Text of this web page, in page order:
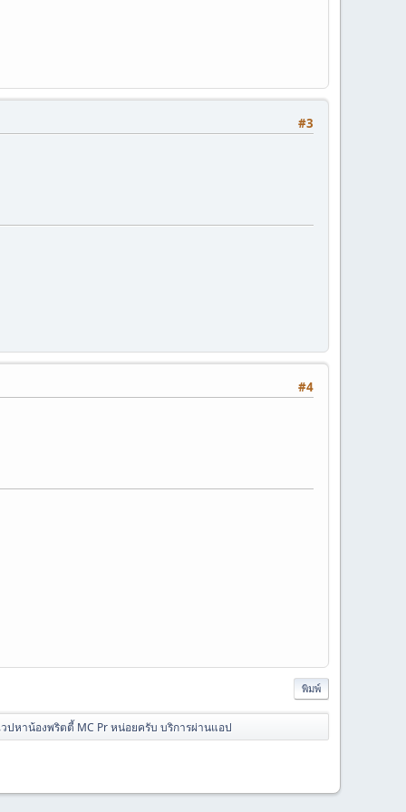
#3
#4
พิมพ์
ปหาน้องพริตตี้ MC Pr หน่อยครับ บริการผ่านแอป